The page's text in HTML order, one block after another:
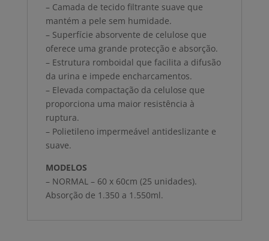
– Camada de tecido filtrante suave que
mantém a pele sem humidade.
– Superfície absorvente de celulose que
oferece uma grande protecção e absorção.
– Estrutura romboidal que facilita a difusão
da urina e impede encharcamentos.
– Elevada compactação da celulose que
proporciona uma maior resistência à
ruptura.
– Polietileno impermeável antideslizante e
suave.
MODELOS
– NORMAL – 60 x 60cm (25 unidades).
Absorção de 1.350 a 1.550ml.